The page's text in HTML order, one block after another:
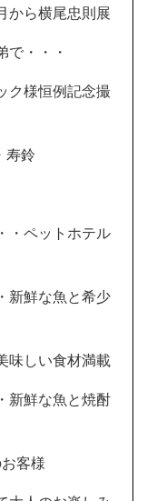
から横尾忠則展
で・・・
ク様恒例記念撮
寿鈴
・ペットホテル
新鮮な魚と希少
味しい食材満載
新鮮な魚と焼酎
客様